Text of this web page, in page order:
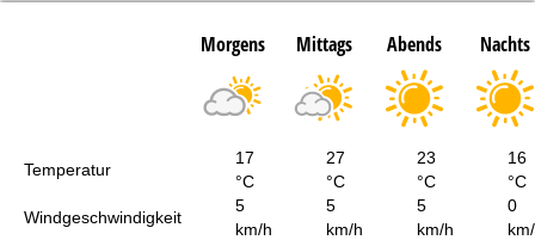
Morgens Mittags Abends Nachts
Temperatur
17
°C
27
°C
23
°C
16
°C
Windgeschwindigkeit
5
km/h
5
km/h
5
km/h
0